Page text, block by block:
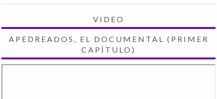
VIDEO
APEDREADOS, EL DOCUMENTAL (PRIMER
CAPÍTULO)